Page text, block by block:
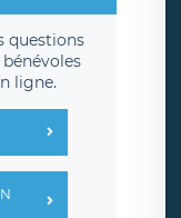
questions
ligne.